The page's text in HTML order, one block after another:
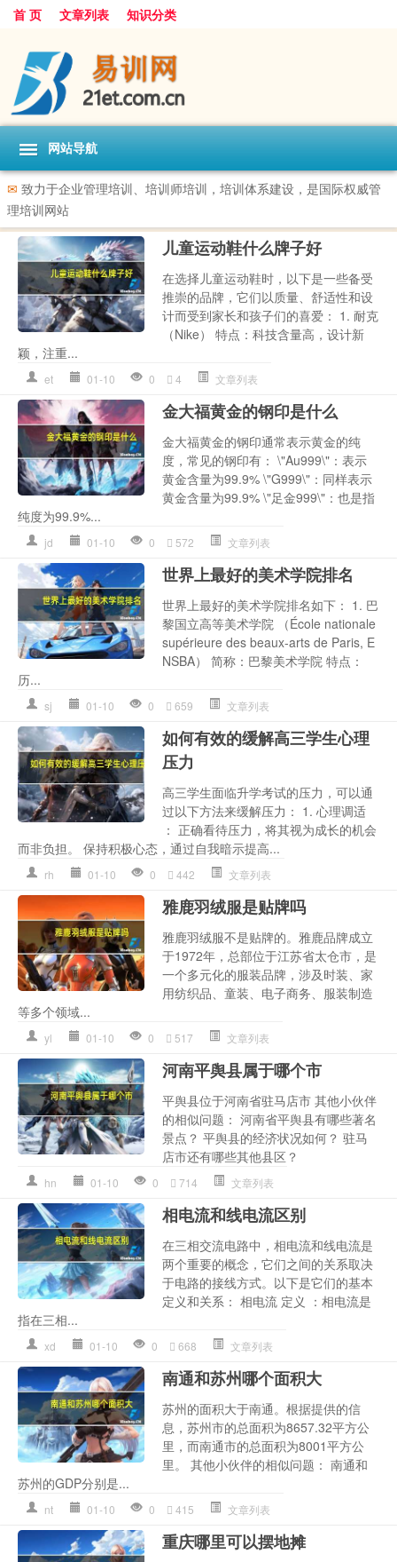
首 页 文章列表 知识分类
网站导航
✉ 致力于企业管理培训、培训师培训，培训体系建设，是国际权威管
理培训网站
儿童运动鞋什么牌子好
在选择儿童运动鞋时，以下是一些备受
推崇的品牌，它们以质量、舒适性和设
计而受到家长和孩子们的喜爱： 1. 耐克
（Nike） 特点：科技含量高，设计新
颖，注重...
et 01-10 0 4 文章列表
金大福黄金的钢印是什么
金大福黄金的钢印通常表示黄金的纯
度，常见的钢印有： \"Au999\"：表示
黄金含量为99.9% \"G999\"：同样表示
黄金含量为99.9% \"足金999\"：也是指
纯度为99.9%...
jd 01-10 0 572 文章列表
世界上最好的美术学院排名
世界上最好的美术学院排名如下： 1. 巴
黎国立高等美术学院 （École nationale
supérieure des beaux-arts de Paris, E
NSBA） 简称：巴黎美术学院 特点：
历...
sj 01-10 0 659 文章列表
如何有效的缓解高三学生心理
压力
高三学生面临升学考试的压力，可以通
过以下方法来缓解压力： 1. 心理调适
： 正确看待压力，将其视为成长的机会
而非负担。 保持积极心态，通过自我暗示提高...
rh 01-10 0 442 文章列表
雅鹿羽绒服是贴牌吗
雅鹿羽绒服不是贴牌的。雅鹿品牌成立
于1972年，总部位于江苏省太仓市，是
一个多元化的服装品牌，涉及时装、家
用纺织品、童装、电子商务、服装制造
等多个领域...
yl 01-10 0 517 文章列表
河南平舆县属于哪个市
平舆县位于河南省驻马店市 其他小伙伴
的相似问题： 河南省平舆县有哪些著名
景点？ 平舆县的经济状况如何？ 驻马
店市还有哪些其他县区？
hn 01-10 0 714 文章列表
相电流和线电流区别
在三相交流电路中，相电流和线电流是
两个重要的概念，它们之间的关系取决
于电路的接线方式。以下是它们的基本
定义和关系： 相电流 定义 ：相电流是
指在三相...
xd 01-10 0 668 文章列表
南通和苏州哪个面积大
苏州的面积大于南通。根据提供的信
息，苏州市的总面积为8657.32平方公
里，而南通市的总面积为8001平方公
里。 其他小伙伴的相似问题： 南通和
苏州的GDP分别是...
nt 01-10 0 415 文章列表
重庆哪里可以摆地摊